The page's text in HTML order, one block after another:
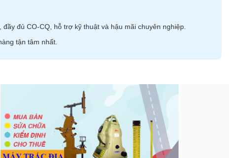
đủ CO-CQ, hỗ trợ kỹ thuật và hậu mãi chuyên nghiệp.
tận tâm nhất.